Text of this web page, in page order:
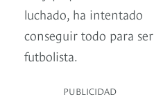
luchado, ha intentado
conseguir todo para ser
futbolista.
PUBLICIDAD